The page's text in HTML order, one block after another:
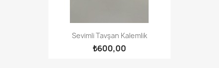
Sevimli Tavşan Kalemlik
₺600,00